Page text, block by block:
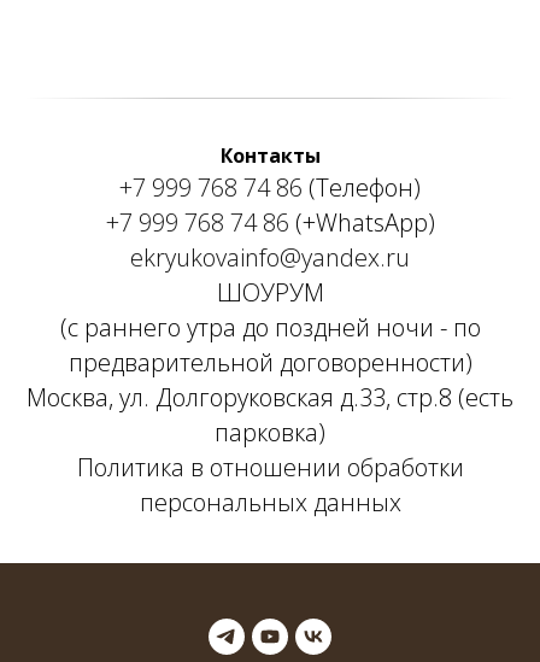
Контакты
+7 999 768 74 86 (Телефон)
+7 999 768 74 86 (+WhatsApp)
ekryukovainfo@yandex.ru
ШОУРУМ
(с раннего утра до поздней ночи - по
предварительной договоренности)
Москва, ул. Долгоруковская д.33, стр.8 (есть
парковка)
Политика в отношении обработки
персональных данных